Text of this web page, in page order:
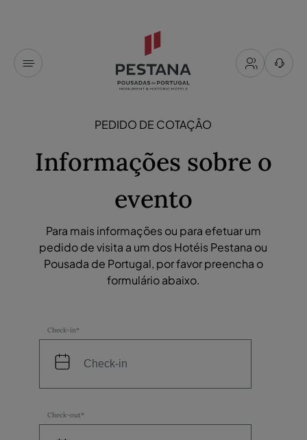
PEDIDO DE COTAÇÂO
Informações sobre o
evento
Para mais informações ou para efetuar um
pedido de visita a um dos Hotéis Pestana ou
Pousada de Portugal, por favor preencha o
formulário abaixo.
Check-in*
Check-out*